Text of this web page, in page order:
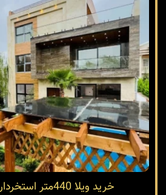
خرید ویلا 440متر استخردار در چمستان